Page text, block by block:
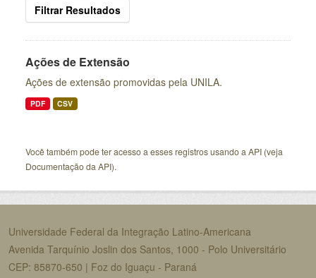
Filtrar Resultados
Ações de Extensão
Ações de extensão promovidas pela UNILA.
PDF CSV
Você também pode ter acesso a esses registros usando a API (veja
Documentação da API).
Universidade Federal da Integração Latino-Americana
Avenida Tarquínio Joslin dos Santos, 1000 - Polo Universitário
CEP: 85870-650 | Foz do Iguaçu - Paraná